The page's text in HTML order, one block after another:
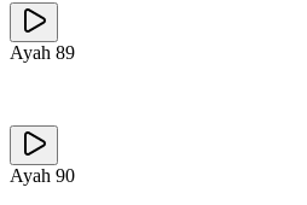
Ayah 89
Ayah 90